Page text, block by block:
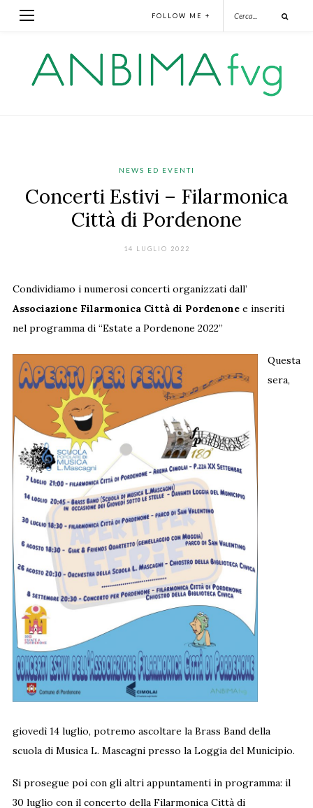
FOLLOW ME +
NEWS ED EVENTI
Concerti Estivi – Filarmonica
Città di Pordenone
14 LUGLIO 2022
Condividiamo i numerosi concerti organizzati dall’
Associazione Filarmonica Città di Pordenonee inseriti
nel programma di “Estate a Pordenone 2022”
Questa
sera,
giovedì 14 luglio, potremo ascoltare la Brass Band della
scuola di Musica L. Mascagni presso la Loggia del Municipio.
Si prosegue poi con gli altri appuntamenti in programma: il
30 luglio con il concerto della Filarmonica Città di